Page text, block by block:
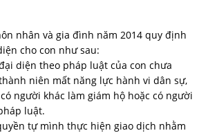
nhân và gia đình năm 2014 quy định
cho con như sau:
diện theo pháp luật của con chưa
niên mất năng lực hành vi dân sự,
người khác làm giám hộ hoặc có người
luật.
tự mình thực hiện giao dịch nhằm